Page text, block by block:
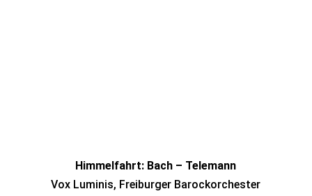
Himmelfahrt: Bach – Telemann
Vox Luminis, Freiburger Barockorchester